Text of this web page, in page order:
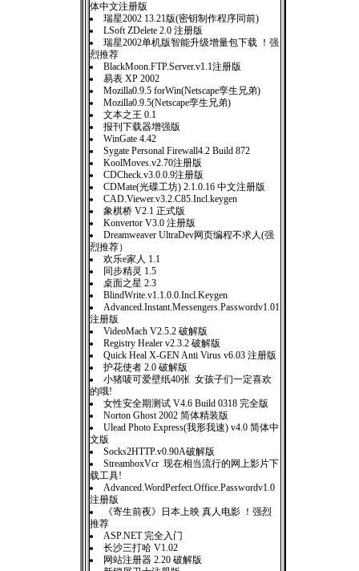
体中文注册版
瑞星2002 13.21版(密钥制作程序同前)
LSoft ZDelete 2.0 注册版
瑞星2002单机版智能升级增量包下载 ！强
烈推荐
BlackMoon.FTP.Server.v1.1注册版
易表 XP 2002
Mozilla0.9.5 forWin(Netscape孪生兄弟)
Mozilla0.9.5(Netscape孪生兄弟)
文本之王 0.1
报刊下载器增强版
WinGate 4.42
Sygate Personal Firewall4.2 Build 872
KoolMoves.v2.70注册版
CDCheck.v3.0.0.9注册版
CDMate(光碟工坊) 2.1.0.16 中文注册版
CAD.Viewer.v3.2.C85.Incl.keygen
象棋桥 V2.1 正式版
Konvertor V3.0 注册版
Dreamweaver UltraDev网页编程不求人(强
烈推荐）
欢乐e家人 1.1
同步精灵 1.5
桌面之星 2.3
BlindWrite.v1.1.0.0.Incl.Keygen
Advanced.Instant.Messengers.Passwordv1.01
注册版
VideoMach V2.5.2 破解版
Registry Healer v2.3.2 破解版
Quick Heal X-GEN Anti Virus v6.03 注册版
护花使者 2.0 破解版
小猪唛可爱壁纸40张 女孩子们一定喜欢
的哦!
女性安全期测试 V4.6 Build 0318 完全版
Norton Ghost 2002 简体精装版
Ulead Photo Express(我形我速) v4.0 简体中
文版
Socks2HTTP.v0.90A破解版
StreamboxVcr 现在相当流行的网上影片下
载工具!
Advanced.WordPerfect.Office.Passwordv1.0
注册版
《寄生前夜》日本上映 真人电影 ！强烈
推荐
ASP.NET 完全入门
长沙三打哈 V1.02
网站注册器 2.20 破解版